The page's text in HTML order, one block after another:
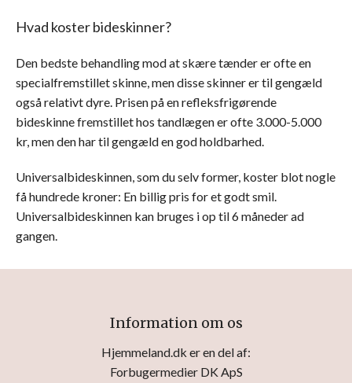
Hvad koster bideskinner?
Den bedste behandling mod at skære tænder er ofte en
specialfremstillet skinne, men disse skinner er til gengæld
også relativt dyre. Prisen på en refleksfrigørende
bideskinne fremstillet hos tandlægen er ofte 3.000-5.000
kr, men den har til gengæld en god holdbarhed.
Universalbideskinnen, som du selv former, koster blot nogle
få hundrede kroner: En billig pris for et godt smil.
Universalbideskinnen kan bruges i op til 6 måneder ad
gangen.
Information om os
Hjemmeland.dk er en del af:
Forbugermedier DK ApS